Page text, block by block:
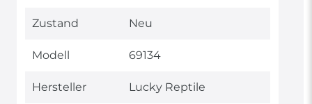
Technisches
Wert
Zustand Neu
Modell 69134
Hersteller Lucky Reptile